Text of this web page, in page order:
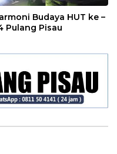
Budaya HUT ke –
Pulang Pisau